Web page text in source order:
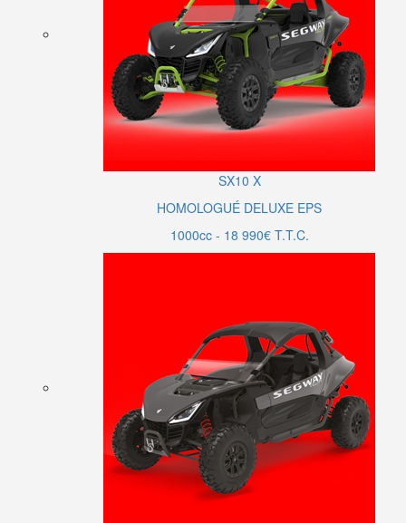
SX10 X
HOMOLOGUÉ DELUXE EPS
1000cc - 18 990€ T.T.C.